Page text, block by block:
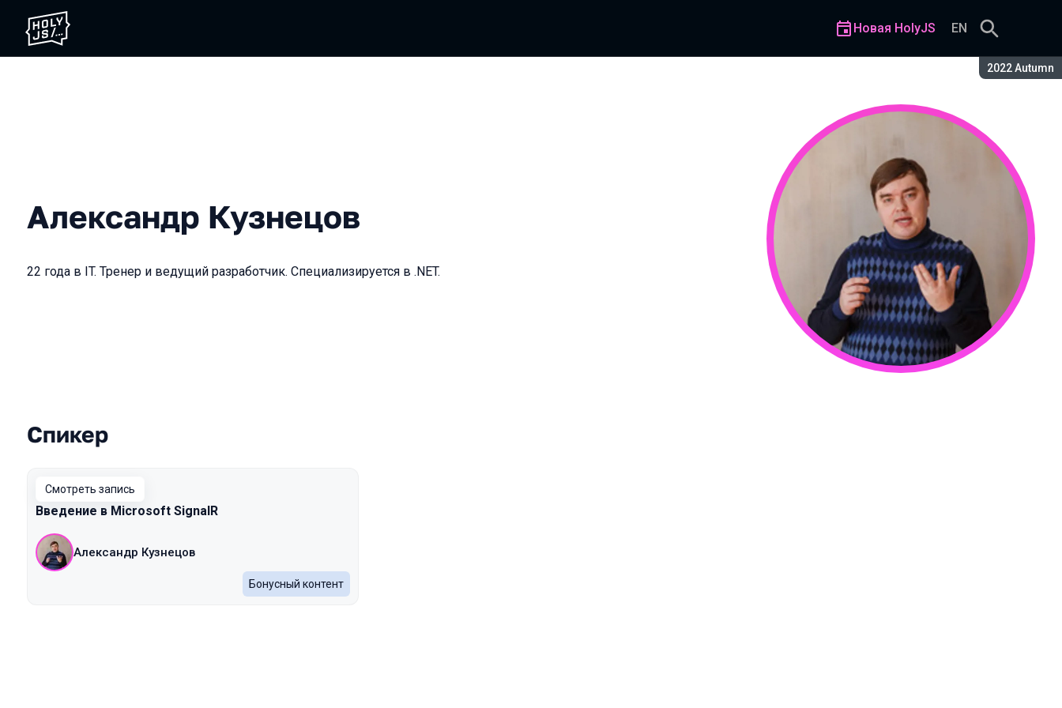
Сезон:
2022 Autumn
Новая HolyJS EN
Александр Кузнецов
22 года в IT. Тренер и ведущий разработчик. Специализируется в .NET.
Выступления в сезоне 2022 Autumn
Спикер
Смотреть запись
Введение в Microsoft SignalR
Александр Кузнецов
Бонусный контент